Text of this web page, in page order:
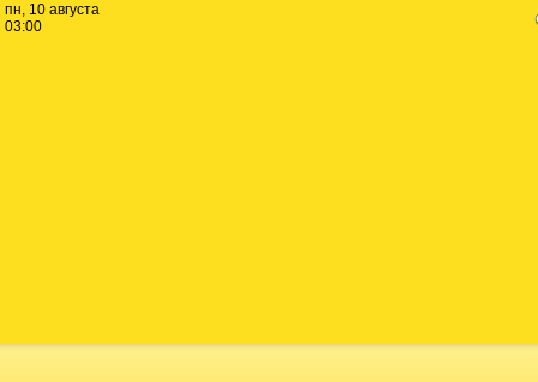
пн, 10 августа
03:00